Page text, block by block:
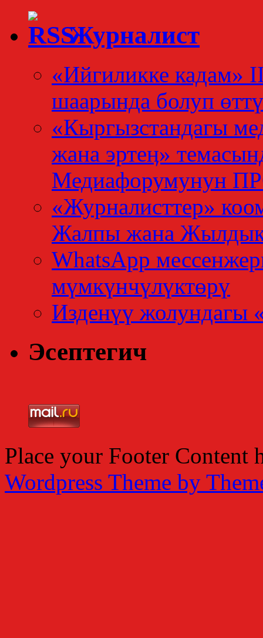
Журналист
«Ийгиликке кадам»
шаарында болуп өттү
«Кыргызстандагы
жана эртеӊ»
Медиафорумунун
«Журналисттер»
Жалпы жана
WhatsApp
мүмкүнчүлүктөрү
Изденүү жолундагы
Эсептегич
Place your Footer Content
Wordpress Theme by